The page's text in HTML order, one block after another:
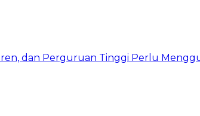
dan Perguruan Tinggi Perlu